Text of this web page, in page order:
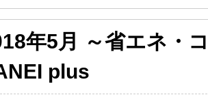
年5月 ～省エネ・
plus